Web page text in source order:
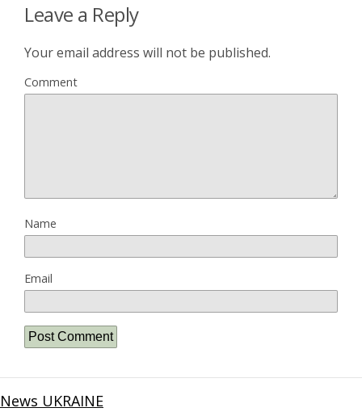
Leave a Reply
Your email address will not be published.
Comment
Name
Email
News UKRAINE